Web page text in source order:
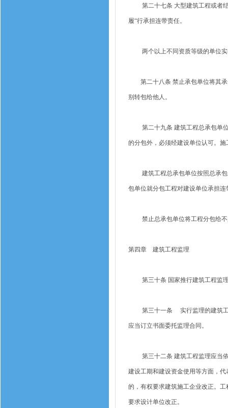
第二十七条 大型建筑工程或者结
履“行承担连带责任。
两个以上不同资质等级的单位实
第二十八条 禁止承包单位将其承
别转包给他人。
第二十九条 建筑工程总承包单位
的分包外，必须经建设单位认可。
建筑工程总承包单位按照总承包
包单位就分包工程对建设单位承担连
禁止总承包单位将工程分包给不
第四章 建筑工程监理
第三十条 国家推行建筑工程监理
第三十一条 实行监理的建筑工程
应当订立书面委托监理合同。
第三十二条 建筑工程监理应当依
建设工期和建设资金使用等方面，
的，有权要求建筑施工企业改正。
要求设计单位改正。